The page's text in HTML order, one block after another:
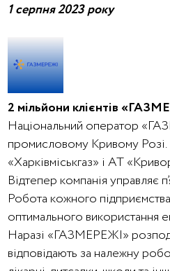
1 серпня 2023 року
2 мільйони клієнтів
Національний оператор
промисловому Кривому
«Харківміськгаз» і АТ
Відтепер компанія управляє
Робота кожного
оптимального використання
Наразі «ГАЗМЕРЕЖІ»
відповідають за належну